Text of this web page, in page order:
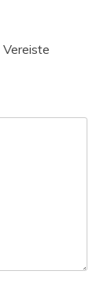
Vereiste